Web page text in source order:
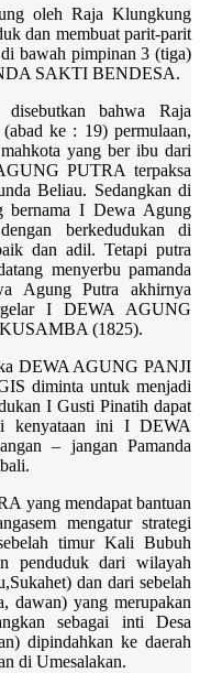
oleh Raja Klungkung
dan membuat parit-parit
bawah pimpinan 3 (tiga)
SAKTI BENDESA.
bahwa Raja
ke : 19) permulaan,
yang ber ibu dari
PUTRA terpaksa
Beliau. Sedangkan di
bernama I Dewa Agung
berkedudukan di
dan adil. Tetapi putra
menyerbu pamanda
Agung Putra akhirnya
I DEWA AGUNG
(1825).
DEWA AGUNG PANJI
diminta untuk menjadi
I Gusti Pinatih dapat
kenyataan ini I DEWA
– jangan Pamanda
yang mendapat bantuan
mengatur strategi
timur Kali Bubuh
penduduk dari wilayah
dan dari sebelah
dawan) yang merupakan
sebagai inti Desa
dipindahkan ke daerah
di Umesalakan.